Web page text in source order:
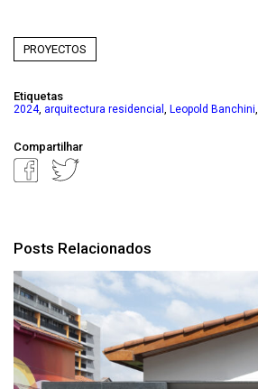
PROYECTOS
Etiquetas
2024, arquitectura residencial , Leopold Banchini,
Compartilhar
Posts Relacionados